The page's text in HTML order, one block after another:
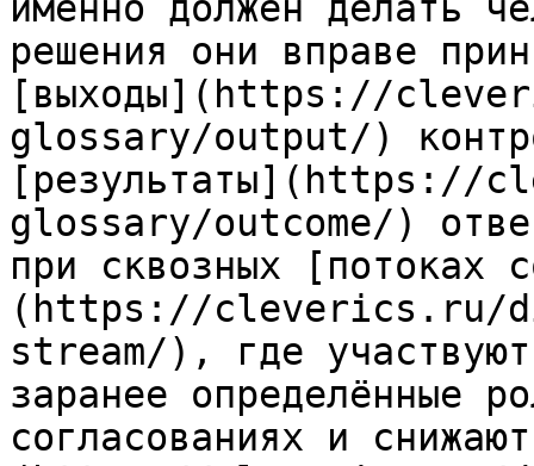
решения они вправе
[выходы](https://
glossary/output/)
glossary/outcome/)
при сквозных [потоках
(https://cleverics.ru/
stream/), где
заранее определённые
согласованиях и